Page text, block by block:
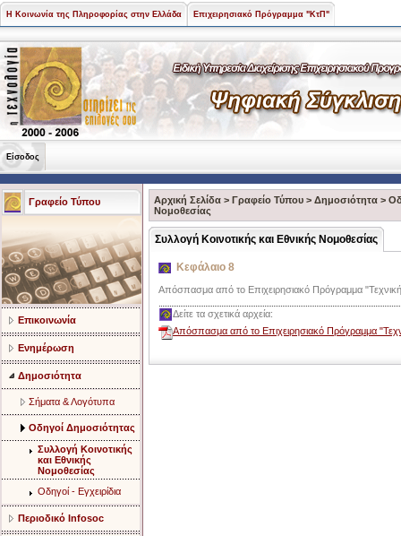
Η Κοινωνία της Πληροφορίας στην Ελλάδα Επιχειρησιακό Πρόγραμμα "ΚτΠ"
Είσοδος
Γραφείο Τύπου
Επικοινωνία
Ενημέρωση
Δημοσιότητα
Σήματα & Λογότυπα
Οδηγοί Δημοσιότητας
Συλλογή Κοινοτικής
και Εθνικής
Νομοθεσίας
Οδηγοί - Εγχειρίδια
Περιοδικό Infosoc
Αρχική Σελίδα > Γραφείο Τύπου > Δημοσιότητα >
Νομοθεσίας
Συλλογή Κοινοτικής και Εθνικής Νομοθεσίας
Κεφάλαιο 8
Απόσπασμα από το Επιχειρησιακό Πρόγραμμα
Δείτε τα σχετικά αρχεία:
Απόσπασμα από το Επιχειρησιακό Πρόγραμμα